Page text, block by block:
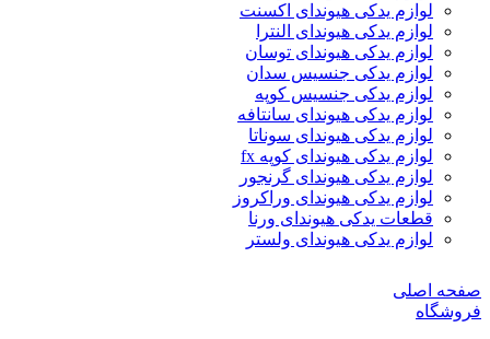
لوازم یدکی هیوندای اکسنت
لوازم یدکی هیوندای النترا
لوازم یدکی هیوندای توسان
لوازم یدکی جنسیس سدان
لوازم یدکی جنسیس کوپه
لوازم یدکی هیوندای سانتافه
لوازم یدکی هیوندای سوناتا
لوازم یدکی هیوندای کوپه fx
لوازم یدکی هیوندای گرنجور
لوازم یدکی هیوندای وراکروز
قطعات یدکی هیوندای ورنا
لوازم یدکی هیوندای ولستر
صفحه اصلی
فروشگاه